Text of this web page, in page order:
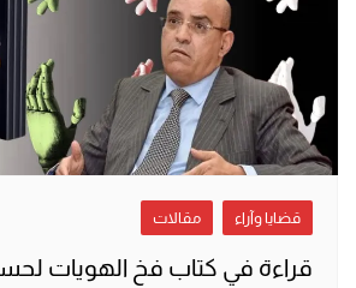
قضايا وآراء مقالات
قراءة في كتاب فخ الهويات